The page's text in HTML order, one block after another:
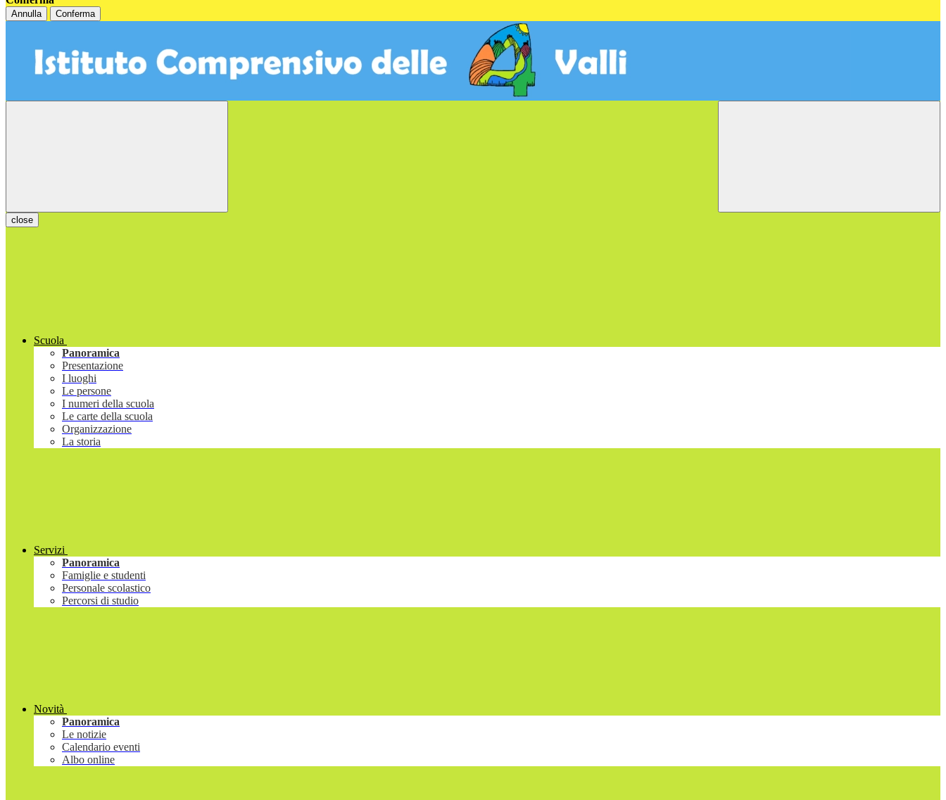
Annulla Conferma
close
Scuola
Panoramica
Presentazione
I luoghi
Le persone
I numeri della scuola
Le carte della scuola
Organizzazione
La storia
Servizi
Panoramica
Famiglie e studenti
Personale scolastico
Percorsi di studio
Novità
Panoramica
Le notizie
Calendario eventi
Albo online